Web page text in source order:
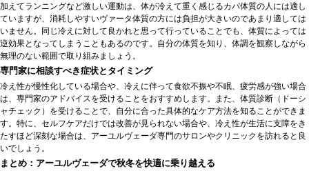
加えてランニングなど激しい運動は、体が冷えて重く感じるカパ体質の人には適し
ていますが、消耗しやすいヴァータ体質の方には負担が大きいのであまり適しては
いません。同じ冷えに対して良かれと思って行っていることでも、体質によっては
逆効果となってしまうこともあるのです。自分の体質を知り、体調を観察しながら
無理のない範囲で取り組みましょう。
専門家に相談すべき症状とタイミング
冷え性が慢性化している場合や、冷えに伴って食欲不振や不眠、疲労感が強い場合
は、専門家のアドバイスを受けることをおすすめします。また、体質診断（ドーシ
ャチェック）を受けることで、自分に合った具体的なケア方法を知ることができま
す。特に、セルフケアだけでは改善が見られない場合や、冷え性が生活に支障をき
たすほど深刻な場合は、アーユルヴェーダ専門のサロンやクリニックを訪れると良
いでしょう。
まとめ：アーユルヴェーダで秋冬を快適に乗り越える